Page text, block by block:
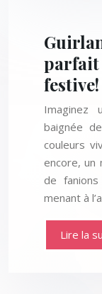
parfait
festive!
Imaginez
baignée
couleurs
encore, un
de
menant à
Lire la